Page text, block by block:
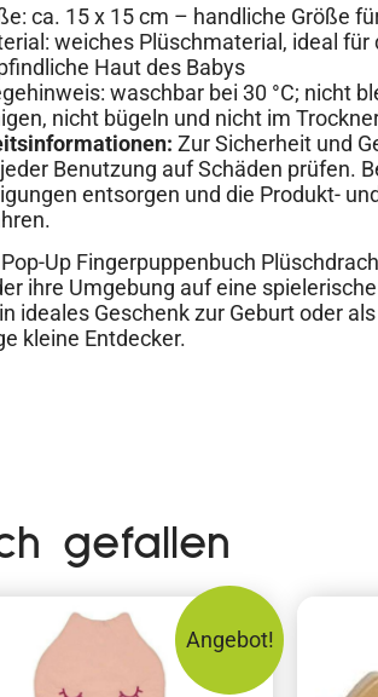
ca. 15 x 15 cm – handliche Größe
weiches Plüschmaterial, ideal für
Haut des Babys
waschbar bei 30 °C; nicht
nicht bügeln und nicht im
Zur Sicherheit und
Benutzung auf Schäden prüfen.
entsorgen und die Produkt-
Up Fingerpuppenbuch
ihre Umgebung auf eine
ideales Geschenk zur Geburt oder
kleine Entdecker.
gefallen
Angebot!